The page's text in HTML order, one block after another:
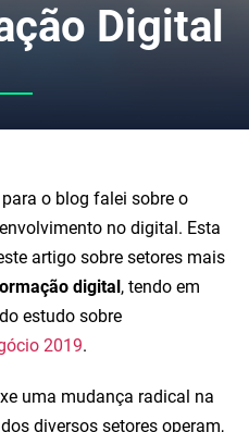
Digital
o blog falei sobre o
no digital. Esta
artigo sobre setores mais
digital, tendo em
estudo sobre
2019.
uma mudança radical na
diversos setores operam,